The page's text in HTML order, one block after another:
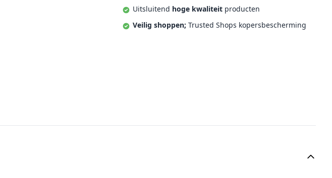
Uitsluitend hoge kwaliteit producten
Veilig shoppen; Trusted Shops kopersbescherming